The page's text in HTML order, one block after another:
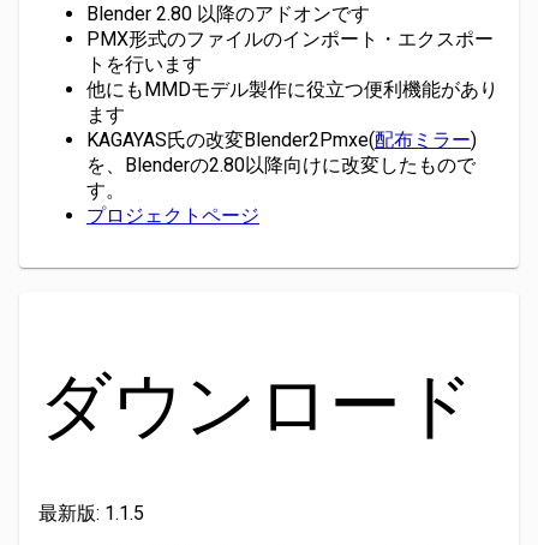
Blender 2.80 以降のアドオンです
PMX形式のファイルのインポート・エクスポー
トを行います
他にもMMDモデル製作に役立つ便利機能があり
ます
KAGAYAS氏の改変Blender2Pmxe(配布ミラー)
を、Blenderの2.80以降向けに改変したもので
す。
プロジェクトページ
ダウンロード
最新版: 1.1.5